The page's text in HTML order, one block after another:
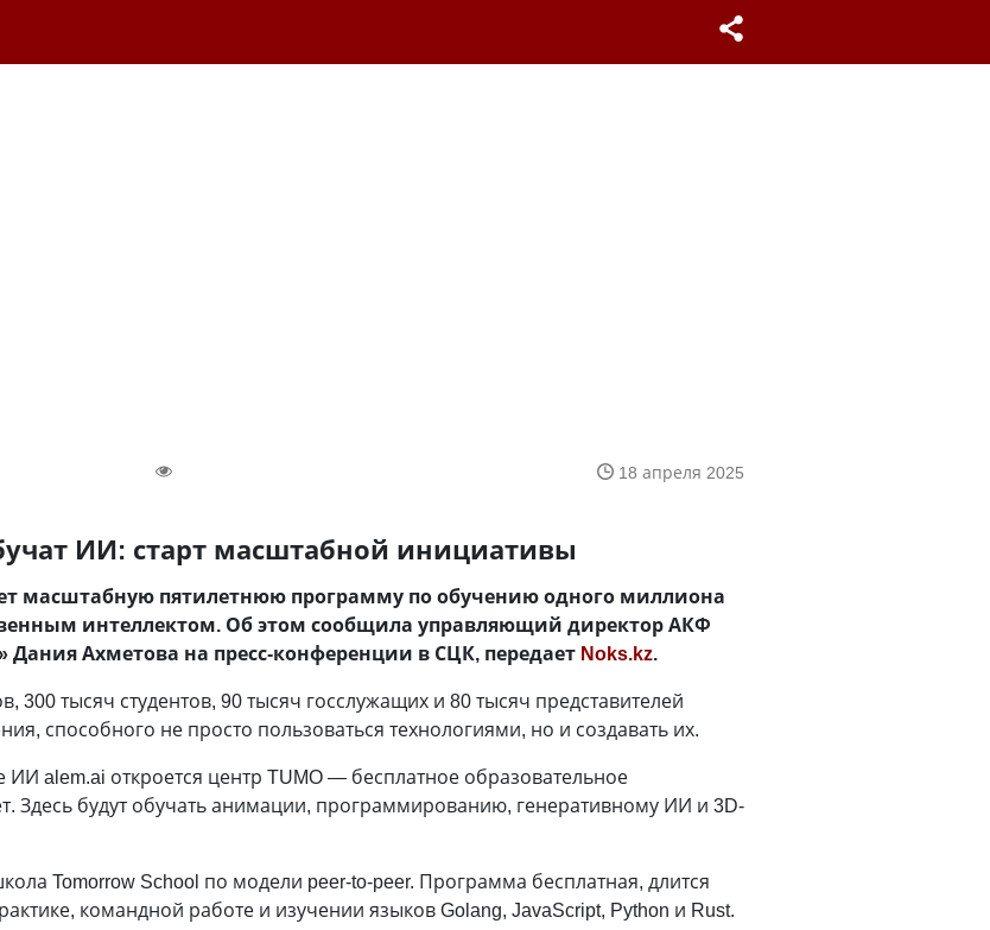
18 апреля 2025
ИИ: старт масштабной инициативы
масштабную пятилетнюю программу по обучению одного миллиона
интеллектом. Об этом сообщила управляющий директор АКФ
Ахметова на пресс-конференции в СЦК, передает Noks.kz.
300 тысяч студентов, 90 тысяч госслужащих и 80 тысяч представителей
способного не просто пользоваться технологиями, но и создавать их.
alem.ai откроется центр TUMO — бесплатное образовательное
Здесь будут обучать анимации, программированию, генеративному ИИ и 3D-
Tomorrow School по модели peer-to-peer. Программа бесплатная, длится
командной работе и изучении языков Golang, JavaScript, Python и Rust.